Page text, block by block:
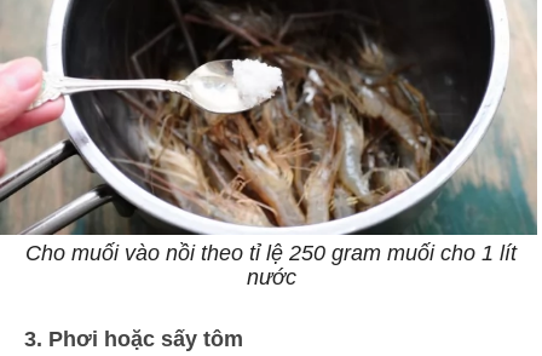
Cho muối vào nồi theo tỉ lệ 250 gram muối cho 1 lít
nước
3. Phơi hoặc sấy tôm